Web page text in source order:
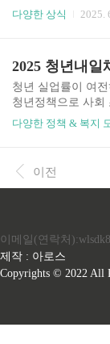
급제도가 도입되
려금을 받을 수 있
심지어 썩은 냄새
세요 ✅ 자동차 에
이, 세균, 먼지 등에
1. 에바포레이터(
에서 액체로 바뀌
먼지, 꽃가루, 곰팡
다양한 상식 2025.
청년 실업률이 여
청년정책으로 사회
다. 그중 특히 많이
요합니다. 이 글에
지원금의 차이✅각
기 재직 유도와 자
입니다.📌 핵심 요
입사한 만 15세~34
다양한 정책 & 복지
이전
이메일(연락처
제작 : 아로스
Copyrights © 2022 All